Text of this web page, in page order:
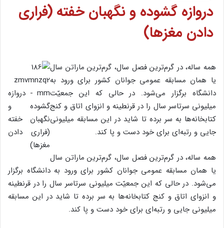
دروازه گشوده و نگهبان خفته (فراری
دادن مغزها)
همه ساله، در گرم‌ترین فصل سال، گرم‌ترین ماراتن سال
یا همان مسابقه عمومی جوانان کشور برای ورود به
دانشگاه برگزار می‌شود. در حالی که این جمعیّت
میلیونی سرتاسر سال را در قرنطینه و انزوای اتاق و کنج
کتابخانه‌ها به سر برده تا شاید در این مسابقه میلیونی
جایی و رتبه‌ای برای خود دست و پا کند.
همه ساله، در گرم‌ترین فصل سال، گرم‌ترین ماراتن سال
یا همان مسابقه عمومی جوانان کشور برای ورود به دانشگاه برگزار
می‌شود. در حالی که این جمعیّت میلیونی سرتاسر سال را در قرنطینه
و انزوای اتاق و کنج کتابخانه‌ها به سر برده تا شاید در این مسابقه
میلیونی جایی و رتبه‌ای برای خود دست و پا کند.